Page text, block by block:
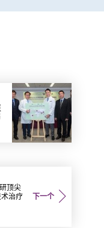
下一个
顶尖
治疗